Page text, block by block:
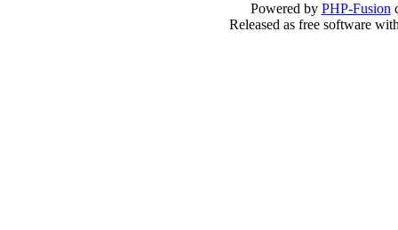
Powered by PHP-Fusion
Released as free software